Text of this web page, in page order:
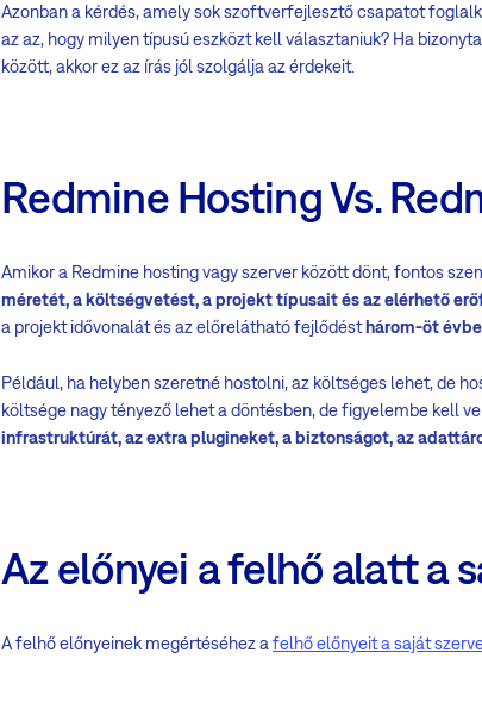
Azonban a kérdés, amely sok szoftverfejlesztő csapatot
az az, hogy milyen típusú eszközt kell választaniuk? Ha
között, akkor ez az írás jól szolgálja az érdekeit.
Redmine Hosting Vs.
Amikor a Redmine hosting vagy szerver között dönt, fontos
méretét, a költségvetést, a projekt típusait és az elérhető
a projekt idővonalát és az előrelátható fejlődésthárom-öt
Például, ha helyben szeretné hostolni, az költséges lehet, de
költsége nagy tényező lehet a döntésben, de figyelembe kell
infrastruktúrát, az extra plugineket, a biztonságot, az
Az előnyei a felhő alatt a
A felhő előnyeinek megértéséhez a felhő előnyeit a saját